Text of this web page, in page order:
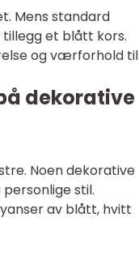
Mens standard
et blått kors.
og værforhold til
dekorative
Noen dekorative
stil.
av blått, hvitt